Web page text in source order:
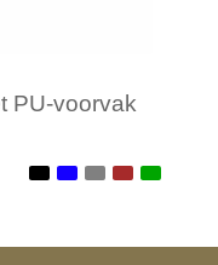
PU-voorvak